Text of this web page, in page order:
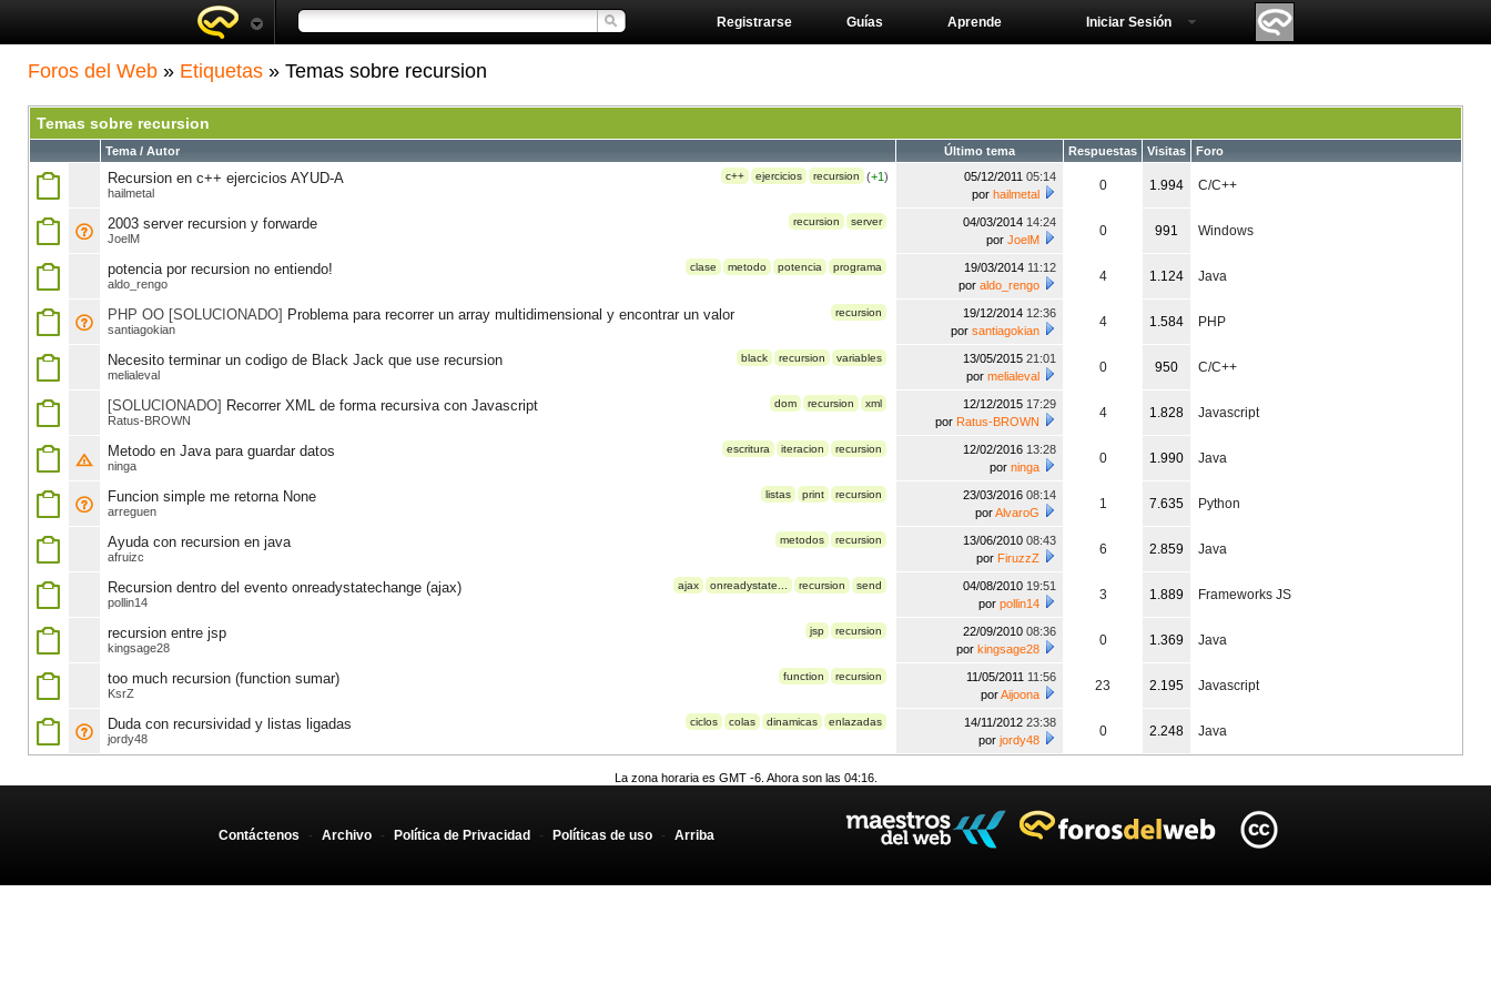
Aprende
Guías
Registrarse Iniciar Sesión
Foros del Web » Etiquetas » Temas sobre recursion
Temas sobre recursion
Tema / Autor Último tema Respuestas Visitas
Foro
(+1)
c++ ejercicios recursion
Recursion en c++ ejercicios AYUD-A
hailmetal
05/12/2011 05:14
por hailmetal
0 1.994 C/C++
recursion server
2003 server recursion y forwarde
JoelM
04/03/2014 14:24
por JoelM
0 991 Windows
clase metodo potencia programa
potencia por recursion no entiendo!
aldo_rengo
19/03/2014 11:12
por aldo_rengo
4 1.124 Java
recursion
PHP OO [SOLUCIONADO] Problema para recorrer un array multidimensional y encontrar un valor
santiagokian
19/12/2014 12:36
por santiagokian
4 1.584 PHP
black recursion variables
Necesito terminar un codigo de Black Jack que use recursion
melialeval
13/05/2015 21:01
por melialeval
0 950 C/C++
dom recursion xml
[SOLUCIONADO] Recorrer XML de forma recursiva con Javascript
Ratus-BROWN
12/12/2015 17:29
por Ratus-BROWN
4 1.828 Javascript
escritura iteracion recursion
Metodo en Java para guardar datos
ninga
12/02/2016 13:28
por ninga
0 1.990 Java
listas print recursion
Funcion simple me retorna None
arreguen
23/03/2016 08:14
porAlvaroG
1 7.635 Python
metodos recursion
Ayuda con recursion en java
afruizc
13/06/2010 08:43
por FiruzzZ
6 2.859 Java
ajax onreadystate... recursion send
Recursion dentro del evento onreadystatechange (ajax)
pollin14
04/08/2010 19:51
por pollin14
3 1.889 Frameworks JS
jsp recursion
recursion entre jsp
kingsage28
22/09/2010 08:36
por kingsage28
0 1.369 Java
function recursion
too much recursion (function sumar)
KsrZ
11/05/2011 11:56
porAijoona
23 2.195 Javascript
ciclos colas dinamicas enlazadas
Duda con recursividad y listas ligadas
jordy48
14/11/2012 23:38
por jordy48
0 2.248 Java
La zona horaria es GMT -6. Ahora son las 04:16.
Contáctenos - Archivo - Política de Privacidad - Políticas de uso - Arriba